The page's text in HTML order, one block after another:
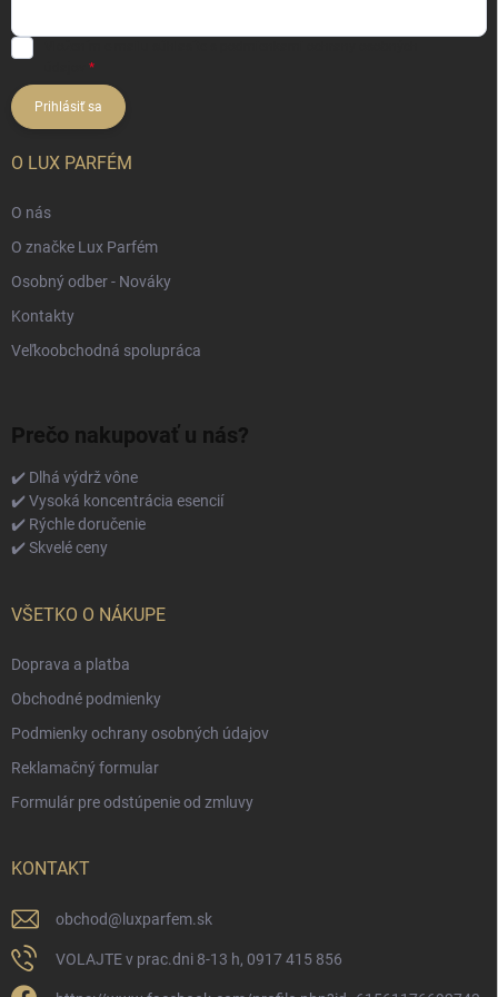
Prihlásiť sa
O LUX PARFÉM
O nás
O značke Lux Parfém
Osobný odber - Nováky
Kontakty
Veľkoobchodná spolupráca
Prečo nakupovať u nás?
✔️ Dlhá výdrž vône
✔️ Vysoká koncentrácia esencií
✔️ Rýchle doručenie
✔️ Skvelé ceny
VŠETKO O NÁKUPE
Doprava a platba
Obchodné podmienky
Podmienky ochrany osobných údajov
Reklamačný formular
Formulár pre odstúpenie od zmluvy
KONTAKT
obchod@ luxparfem.sk
VOLAJTE v prac.dni 8-13 h, 0917 415 856